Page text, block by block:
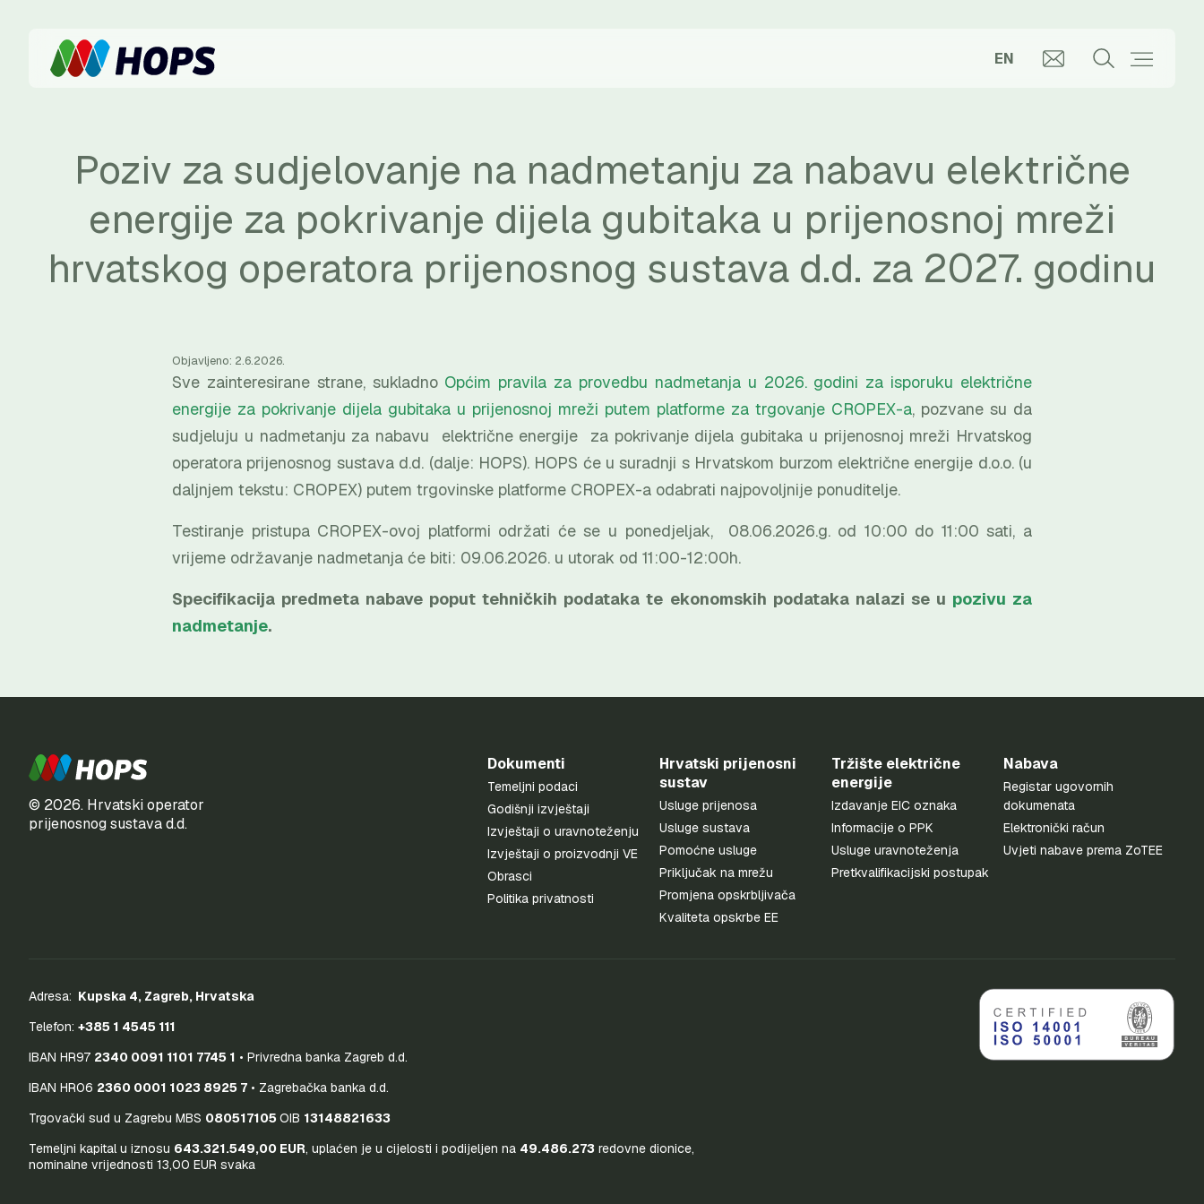
EN
Poziv za sudjelovanje na nadmetanju za nabavu električne
energije za pokrivanje dijela gubitaka u prijenosnoj mreži
hrvatskog operatora prijenosnog sustava d.d. za 2027. godinu
Objavljeno: 2.6.2026.
Sve zainteresirane strane, sukladno Općim pravila za provedbu nadmetanja u 2026. godini za isporuku električne
energije za pokrivanje dijela gubitaka u prijenosnoj mreži putem platforme za trgovanje CROPEX-a, pozvane su da
sudjeluju u nadmetanju za nabavu električne energije za pokrivanje dijela gubitaka u prijenosnoj mreži Hrvatskog
operatora prijenosnog sustava d.d. (dalje: HOPS). HOPS će u suradnji s Hrvatskom burzom električne energije d.o.o. (u
daljnjem tekstu: CROPEX) putem trgovinske platforme CROPEX-a odabrati najpovoljnije ponuditelje.
Testiranje pristupa CROPEX-ovoj platformi održati će se u ponedjeljak, 08.06.2026.g. od 10:00 do 11:00 sati, a
vrijeme održavanje nadmetanja će biti: 09.06.2026. u utorak od 11:00-12:00h.
Specifikacija predmeta nabave poput tehničkih podataka te ekonomskih podataka nalazi se u pozivu za
nadmetanje.
© 2026. Hrvatski operator
prijenosnog sustava d.d.
Dokumenti
Temeljni podaci
Godišnji izvještaji
Izvještaji o uravnoteženju
Izvještaji o proizvodnji VE
Obrasci
Politika privatnosti
Hrvatski prijenosni
sustav
Usluge prijenosa
Usluge sustava
Pomoćne usluge
Priključak na mrežu
Promjena opskrbljivača
Kvaliteta opskrbe EE
Tržište električne
energije
Izdavanje EIC oznaka
Informacije o PPK
Usluge uravnoteženja
Pretkvalifikacijski postupak
Nabava
Registar ugovornih
dokumenata
Elektronički račun
Uvjeti nabave prema ZoTEE
Adresa: Kupska 4, Zagreb, Hrvatska
Telefon: +385 1 4545 111
IBAN HR97 2340 0091 1101 7745 1 • Privredna banka Zagreb d.d.
IBAN HR06 2360 0001 1023 8925 7 • Zagrebačka banka d.d.
Trgovački sud u Zagrebu MBS 080517105OIB 13148821633
Temeljni kapital u iznosu 643.321.549,00 EUR, uplaćen je u cijelosti i podijeljen na 49.486.273 redovne dionice,
nominalne vrijednosti 13,00 EUR svaka